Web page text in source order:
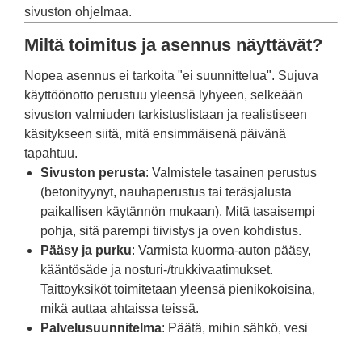
sivuston ohjelmaa.
Miltä toimitus ja asennus näyttävät?
Nopea asennus ei tarkoita "ei suunnittelua". Sujuva
käyttöönotto perustuu yleensä lyhyeen, selkeään
sivuston valmiuden tarkistuslistaan ​​ja realistiseen
käsitykseen siitä, mitä ensimmäisenä päivänä
tapahtuu.
Sivuston perusta: Valmistele tasainen perustus
(betonityynyt, nauhaperustus tai teräsjalusta
paikallisen käytännön mukaan). Mitä tasaisempi
pohja, sitä parempi tiivistys ja oven kohdistus.
Pääsy ja purku: Varmista kuorma-auton pääsy,
kääntösäde ja nosturi-/trukkivaatimukset.
Taittoyksiköt toimitetaan yleensä pienikokoisina,
mikä auttaa ahtaissa teissä.
Palvelusuunnitelma: Päätä, mihin sähkö, vesi